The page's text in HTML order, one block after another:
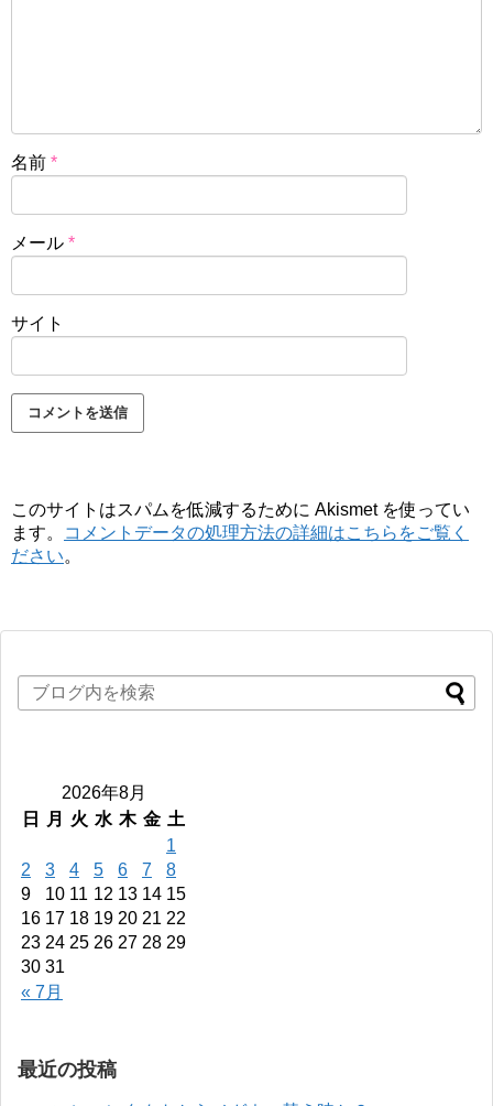
名前 *
メール *
サイト
このサイトはスパムを低減するために Akismet を使ってい
ます。
コメントデータの処理方法の詳細はこちらをご覧く
ださい。
2026年8月
日
月 火 水 木 金 土
« 7月
1
2
3 4 5 6 7
8
9
10 11 12 13 14 15
16 17 18 19 20 21 22
23 24 25 26 27 28 29
30 31
最近の投稿